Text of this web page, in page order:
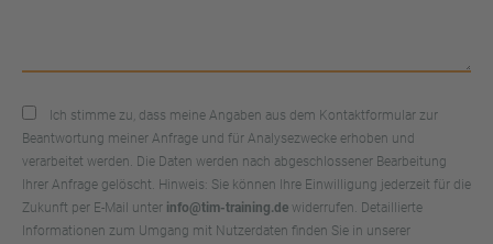
Ich stimme zu, dass meine Angaben aus dem Kontaktformular zur
Beantwortung meiner Anfrage und für Analysezwecke erhoben und
verarbeitet werden. Die Daten werden nach abgeschlossener Bearbeitung
Ihrer Anfrage gelöscht. Hinweis: Sie können Ihre Einwilligung jederzeit für die
Zukunft per E-Mail unter info@tim-training.de widerrufen. Detaillierte
Informationen zum Umgang mit Nutzerdaten finden Sie in unserer